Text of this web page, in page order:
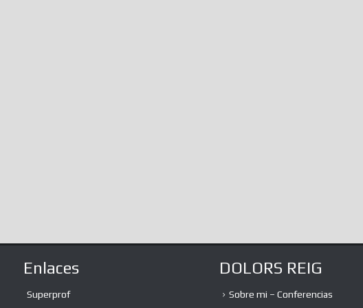
Enlaces
Superprof
DOLORS REIG
Sobre mi – Conferencias